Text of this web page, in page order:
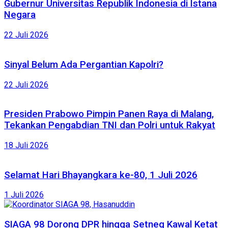
Gubernur Universitas Republik Indonesia di Istana
Negara
22 Juli 2026
Sinyal Belum Ada Pergantian Kapolri?
22 Juli 2026
Presiden Prabowo Pimpin Panen Raya di Malang,
Tekankan Pengabdian TNI dan Polri untuk Rakyat
18 Juli 2026
Selamat Hari Bhayangkara ke-80, 1 Juli 2026
1 Juli 2026
SIAGA 98 Dorong DPR hingga Setneg Kawal Ketat